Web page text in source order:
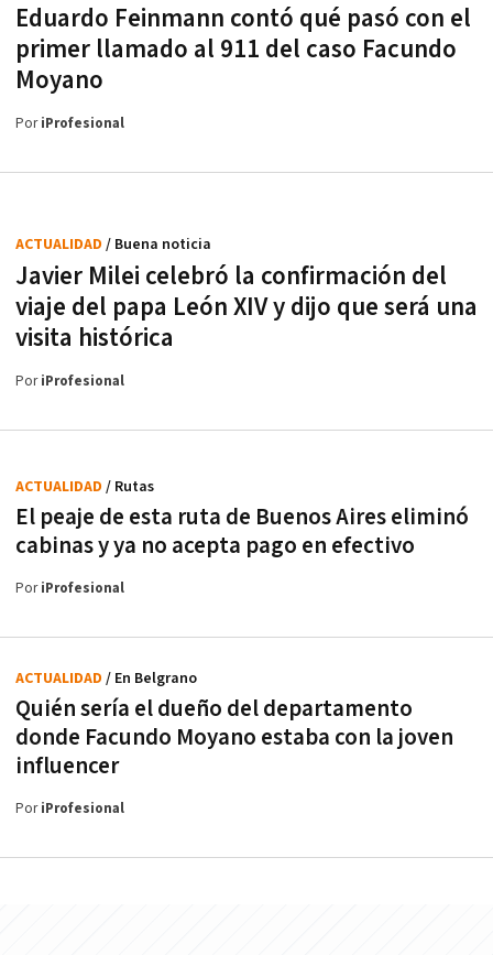
Eduardo Feinmann contó qué pasó con el
primer llamado al 911 del caso Facundo
Moyano
PoriProfesional
Javier Milei celebró la confirmación del
viaje del papa León XIV y dijo que será una
visita histórica
ACTUALIDAD / Buena noticia
PoriProfesional
El peaje de esta ruta de Buenos Aires eliminó
cabinas y ya no acepta pago en efectivo
ACTUALIDAD / Rutas
PoriProfesional
Quién sería el dueño del departamento
donde Facundo Moyano estaba con la joven
influencer
ACTUALIDAD / En Belgrano
PoriProfesional